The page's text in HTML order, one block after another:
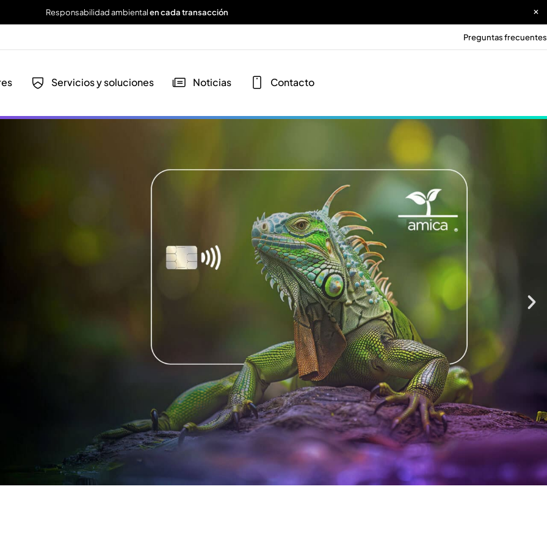
Responsabilidad ambientalen cada transacción
Preguntas frecuentes
Servicios y soluciones Noticias Contacto